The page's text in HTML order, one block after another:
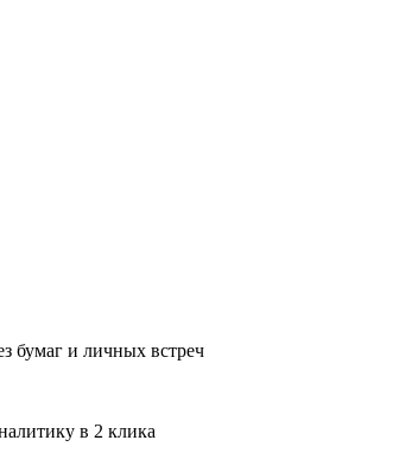
бумаг и личных встреч
в 2 клика